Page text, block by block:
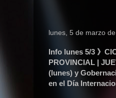
lunes, 5 de marzo
Info lunes 5/3 》
PROVINCIAL |
(lunes) y
en el Día